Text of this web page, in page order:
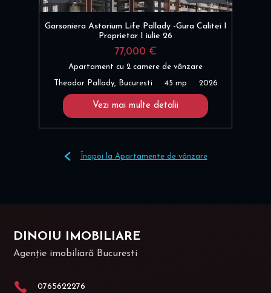
Garsoniera Astorium Life Pallady -Gura Calitei I
Proprietar I iulie 26
77,000 €
Apartament cu 2 camere de vânzare
Theodor Pallady, Bucuresti 45 mp 2026
Vezi mai multe detalii
Înapoi la Apartamente de vânzare
DINOIU IMOBILIARE
Agenție imobiliară Bucuresti
0765622276